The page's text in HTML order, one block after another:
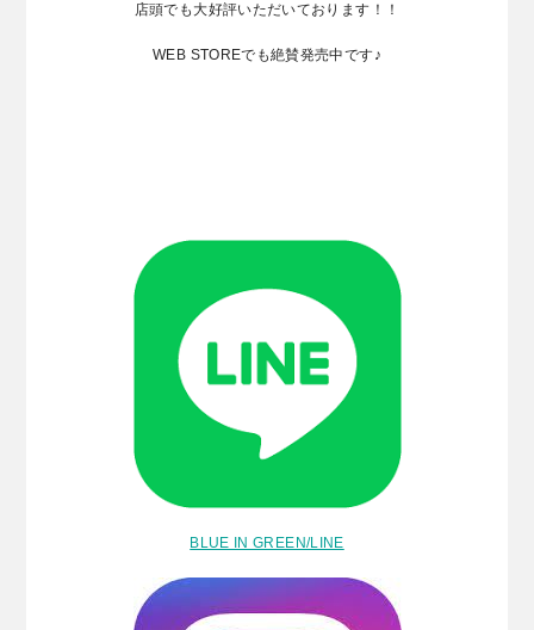
店頭でも大好評いただいております！！
WEB STOREでも絶賛発売中です♪
BLUE IN GREEN/LINE